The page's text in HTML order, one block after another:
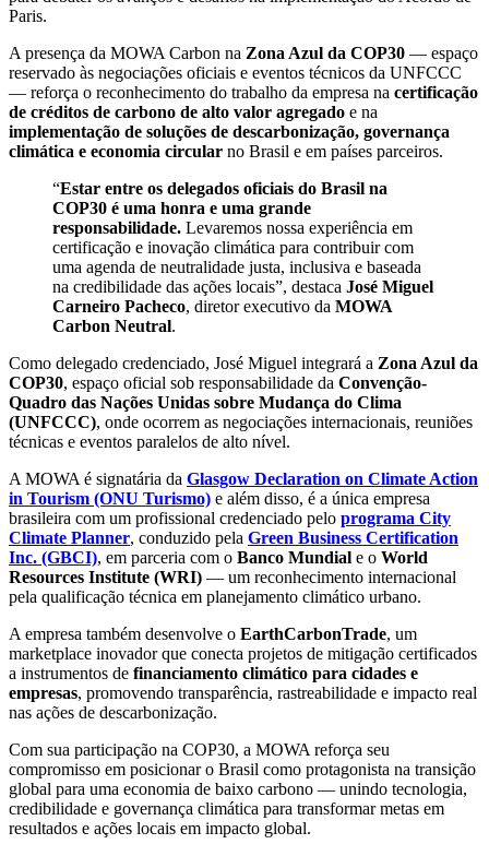
Paris.
A presença da MOWA Carbon na Zona Azul da COP30 — espaço
reservado às negociações oficiais e eventos técnicos da UNFCCC
— reforça o reconhecimento do trabalho da empresa na certificação
de créditos de carbono de alto valor agregado e na
implementação de soluções de descarbonização, governança
climática e economia circular no Brasil e em países parceiros.
“Estar entre os delegados oficiais do Brasil na
COP30 é uma honra e uma grande
responsabilidade. Levaremos nossa experiência em
certificação e inovação climática para contribuir com
uma agenda de neutralidade justa, inclusiva e baseada
na credibilidade das ações locais”, destaca José Miguel
Carneiro Pacheco, diretor executivo da MOWA
Carbon Neutral.
Como delegado credenciado, José Miguel integrará a Zona Azul da
COP30, espaço oficial sob responsabilidade da Convenção-
Quadro das Nações Unidas sobre Mudança do Clima
(UNFCCC), onde ocorrem as negociações internacionais, reuniões
técnicas e eventos paralelos de alto nível.
A MOWA é signatária da Glasgow Declaration on Climate Action
in Tourism (ONU Turismo) e além disso, é a única empresa
brasileira com um profissional credenciado pelo programa City
Climate Planner, conduzido pela Green Business Certification
Inc. (GBCI), em parceria com o Banco Mundial e o World
Resources Institute (WRI) — um reconhecimento internacional
pela qualificação técnica em planejamento climático urbano.
A empresa também desenvolve o EarthCarbonTrade, um
marketplace inovador que conecta projetos de mitigação certificados
a instrumentos de financiamento climático para cidades e
empresas, promovendo transparência, rastreabilidade e impacto real
nas ações de descarbonização.
Com sua participação na COP30, a MOWA reforça seu
compromisso em posicionar o Brasil como protagonista na transição
global para uma economia de baixo carbono — unindo tecnologia,
credibilidade e governança climática para transformar metas em
resultados e ações locais em impacto global.